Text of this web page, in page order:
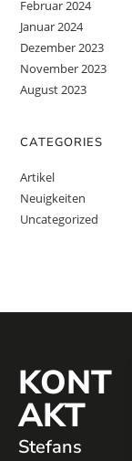
Februar 2024
Januar 2024
Dezember 2023
November 2023
August 2023
CATEGORIES
Artikel
Neuigkeiten
Uncategorized
KONT
AKT
Stefans